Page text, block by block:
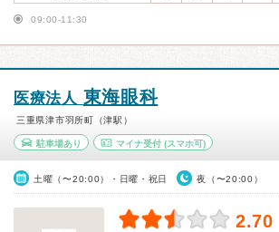
09:00-11:30
医療法人 東海眼科
三重県津市羽所町（津駅）
駐車場あり マイナ受付(スマホ可)
土曜（〜20:00）・日曜・祝日 夜（〜20:00）
2.70